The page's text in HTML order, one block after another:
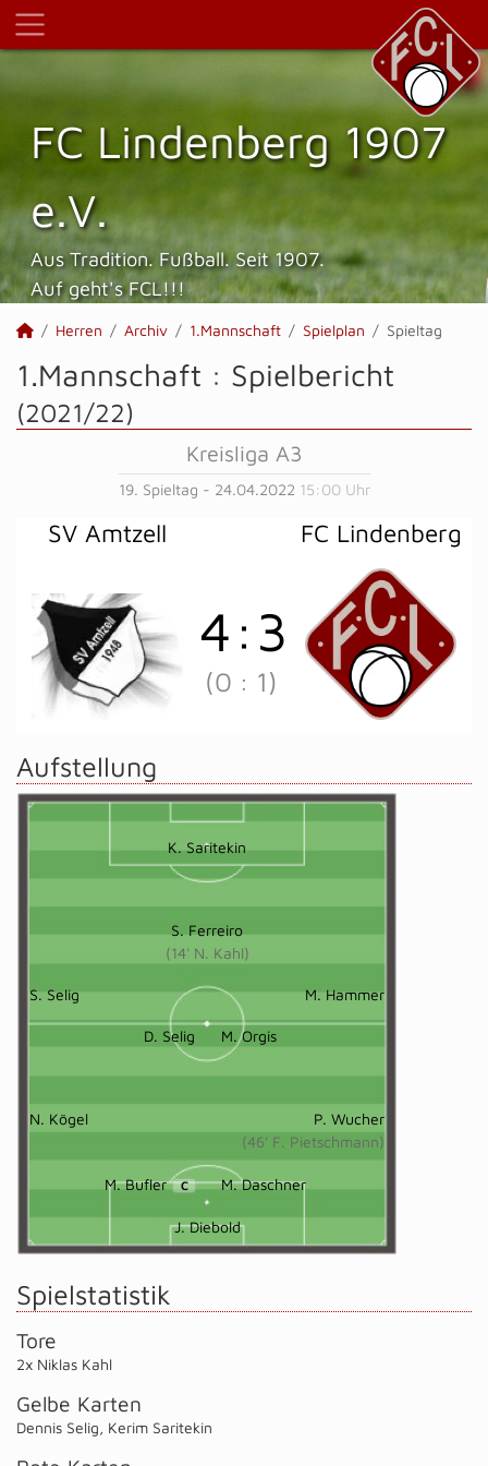
FC Lindenberg 1907
e.V.
Aus Tradition. Fußball. Seit 1907.
Auf geht's FCL!!!
Herren Archiv 1.Mannschaft Spielplan Spieltag
1.Mannschaft : Spielbericht
(2021/22)
Kreisliga A3
19. Spieltag - 24.04.2022 15:00 Uhr
SV Amtzell FC Lindenberg
4 : 3
(0 : 1)
Aufstellung
K. Saritekin
S. Ferreiro
(14' N. Kahl)
S. Selig M. Hammer
D. Selig M. Orgis
N. Kögel
P. Wucher
(46' F. Pietschmann)
M. Bufler C M. Daschner
J. Diebold
Spielstatistik
Tore
2x Niklas Kahl
Gelbe Karten
Dennis Selig, Kerim Saritekin